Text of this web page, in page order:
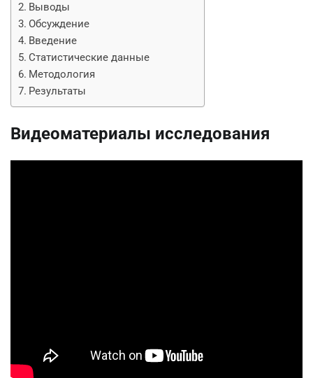
Выводы
Обсуждение
Введение
Статистические данные
Методология
Результаты
Видеоматериалы исследования